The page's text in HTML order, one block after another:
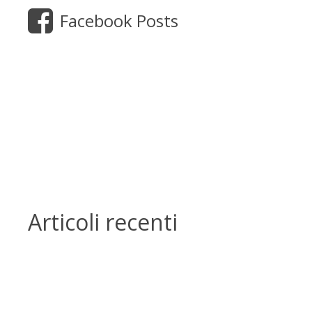
Facebook Posts
Articoli recenti